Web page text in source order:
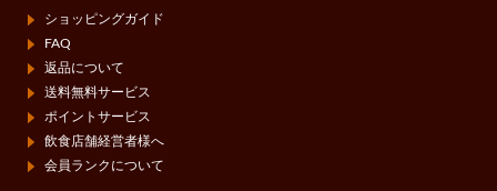
ショッピングガイド
FAQ
返品について
送料無料サービス
ポイントサービス
飲食店舗経営者様へ
会員ランクについて